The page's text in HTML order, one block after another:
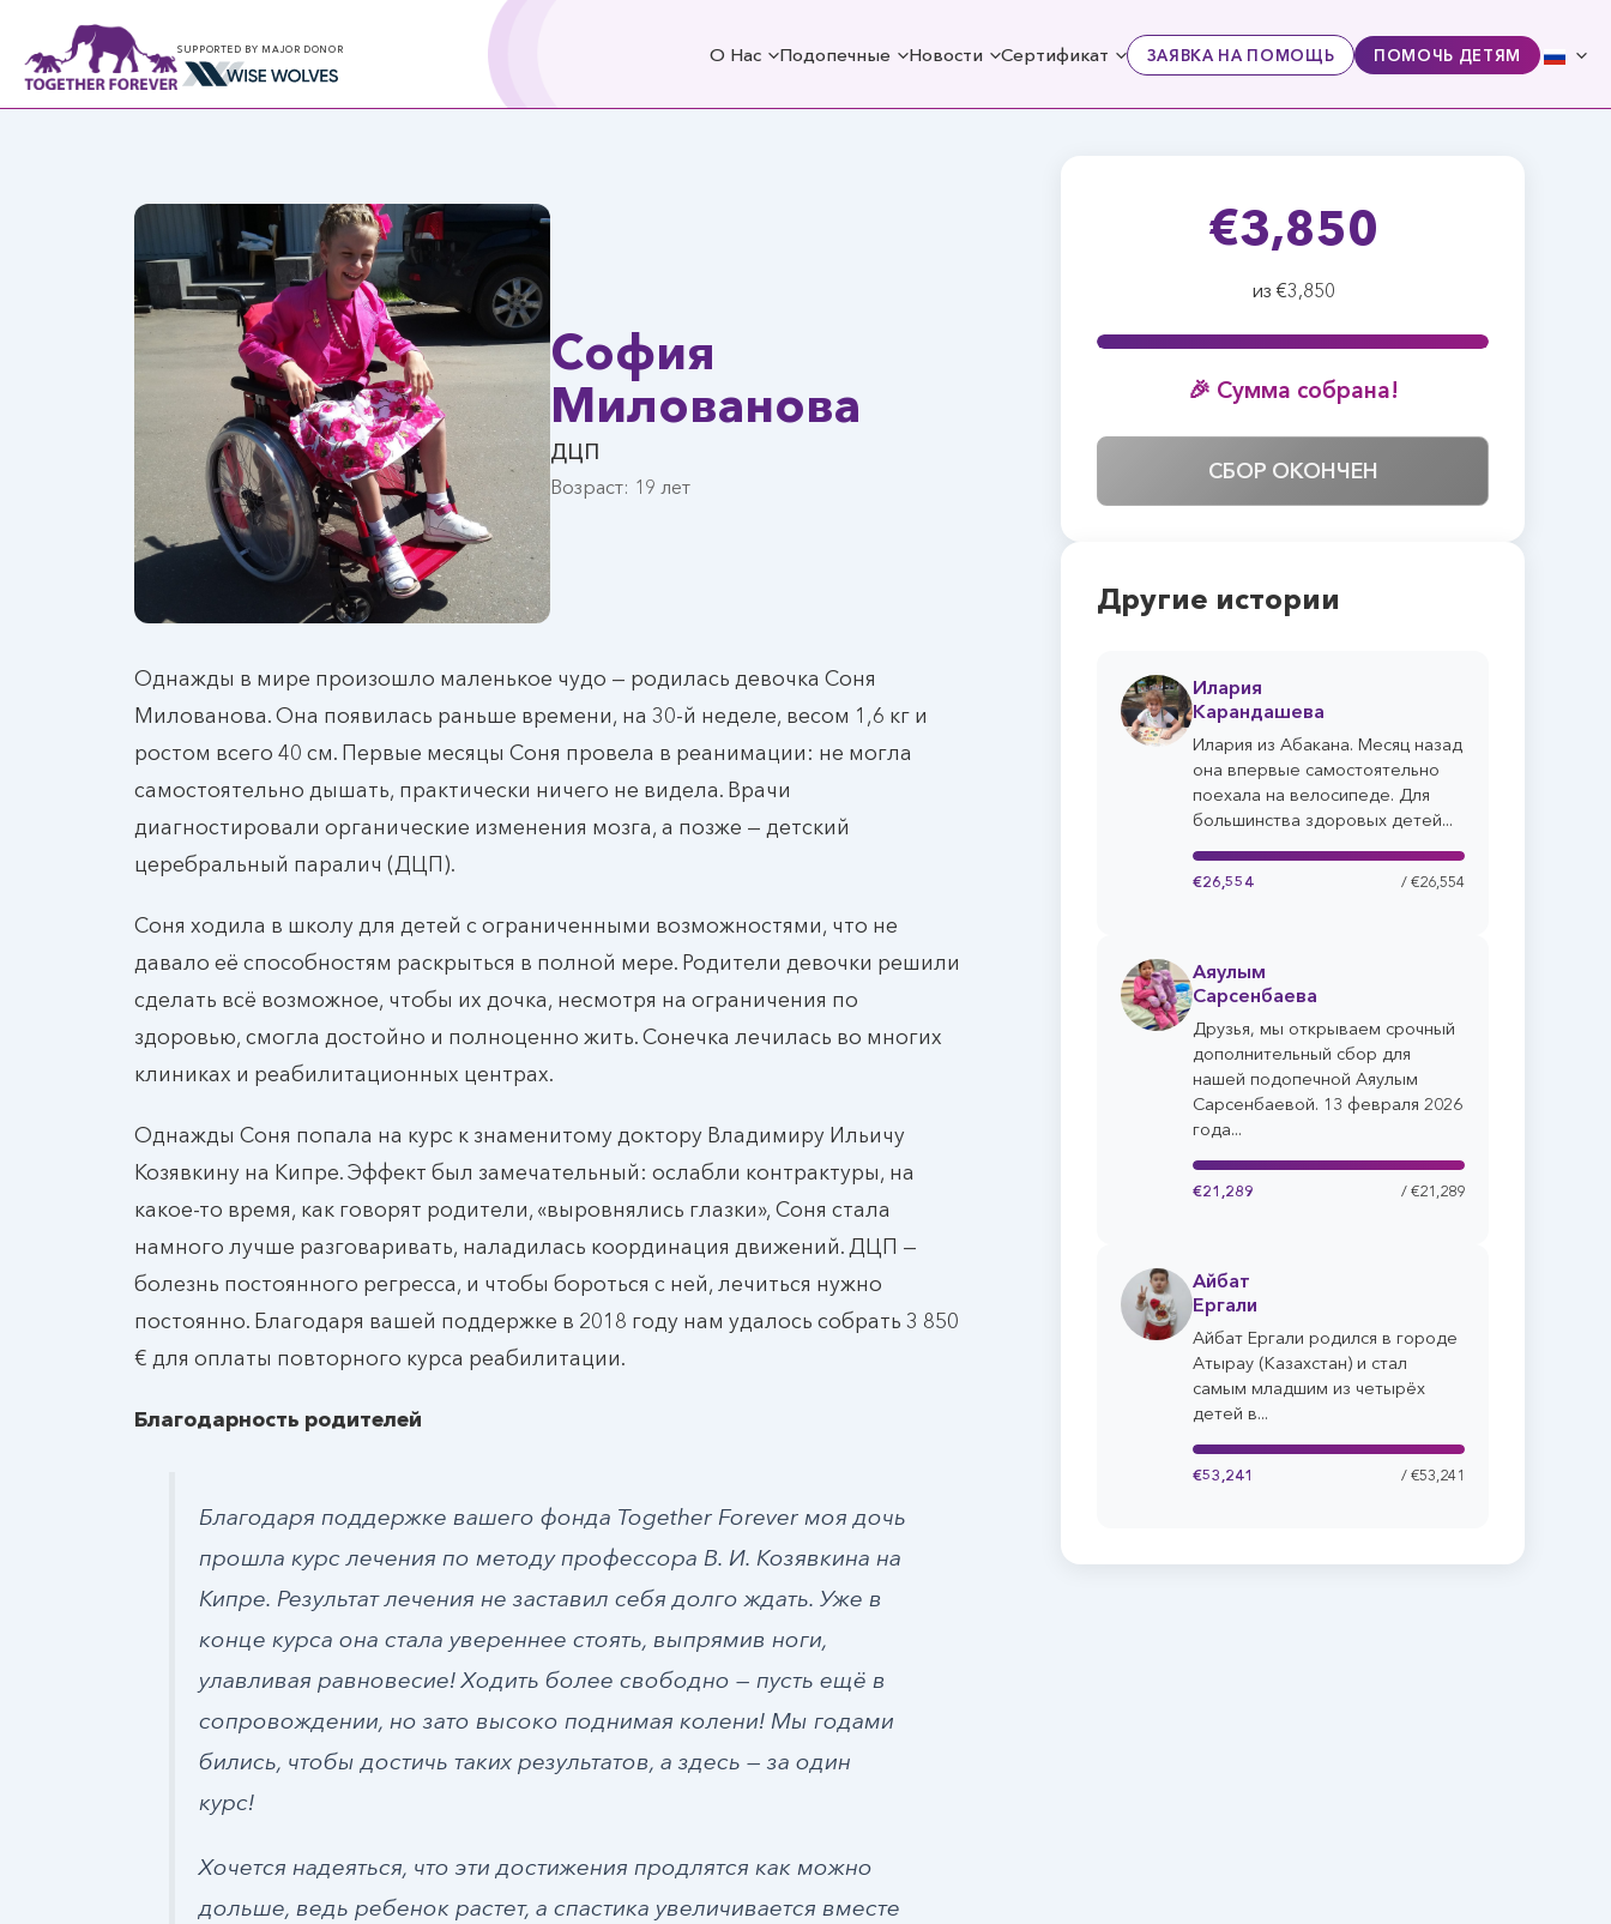
SUPPORTED BY MAJOR DONOR О Нас Подопечные Новости Сертификат ЗАЯВКА НА ПОМОЩЬ ПОМОЧЬ ДЕТЯМ
София
Милованова
ДЦП
Возраст: 19 лет
Однажды в мире произошло маленькое чудо — родилась девочка Соня
Милованова. Она появилась раньше времени, на 30-й неделе, весом 1,6 кг и
ростом всего 40 см. Первые месяцы Соня провела в реанимации: не могла
самостоятельно дышать, практически ничего не видела. Врачи
диагностировали органические изменения мозга, а позже — детский
церебральный паралич (ДЦП).
Соня ходила в школу для детей с ограниченными возможностями, что не
давало её способностям раскрыться в полной мере. Родители девочки решили
сделать всё возможное, чтобы их дочка, несмотря на ограничения по
здоровью, смогла достойно и полноценно жить. Сонечка лечилась во многих
клиниках и реабилитационных центрах.
Однажды Соня попала на курс к знаменитому доктору Владимиру Ильичу
Козявкину на Кипре. Эффект был замечательный: ослабли контрактуры, на
какое-то время, как говорят родители, «выровнялись глазки», Соня стала
намного лучше разговаривать, наладилась координация движений. ДЦП —
болезнь постоянного регресса, и чтобы бороться с ней, лечиться нужно
постоянно. Благодаря вашей поддержке в 2018 году нам удалось собрать 3 850
€ для оплаты повторного курса реабилитации.
Благодарность родителей
Благодаря поддержке вашего фонда Together Forever моя дочь
прошла курс лечения по методу профессора В. И. Козявкина на
Кипре. Результат лечения не заставил себя долго ждать. Уже в
конце курса она стала увереннее стоять, выпрямив ноги,
улавливая равновесие! Ходить более свободно — пусть ещё в
сопровождении, но зато высоко поднимая колени! Мы годами
бились, чтобы достичь таких результатов, а здесь — за один
курс!
Хочется надеяться, что эти достижения продлятся как можно
дольше, ведь ребенок растет, а спастика увеличивается вместе
€3,850
из €3,850
🎉 Сумма собрана!
СБОР ОКОНЧЕН
Другие истории
Илария
Карандашева
Илария из Абакана. Месяц назад
она впервые самостоятельно
поехала на велосипеде. Для
большинства здоровых детей...
€26,554 / €26,554
Аяулым
Сарсенбаева
Друзья, мы открываем срочный
дополнительный сбор для
нашей подопечной Аяулым
Сарсенбаевой. 13 февраля 2026
года...
€21,289 / €21,289
Айбат
Ергали
Айбат Ергали родился в городе
Атырау (Казахстан) и стал
самым младшим из четырёх
детей в...
€53,241 / €53,241